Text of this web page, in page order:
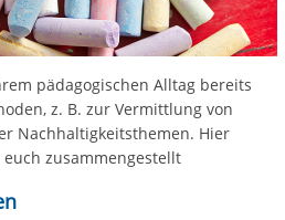
pädagogischen Alltag bereits
z. B. zur Vermittlung von
Nachhaltigkeitsthemen. Hier
zusammengestellt